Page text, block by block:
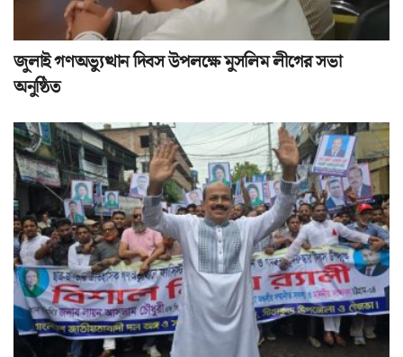
জুলাই গণঅভ্যুত্থান দিবস উপলক্ষে মুসলিম লীগের সভা
অনুষ্ঠিত